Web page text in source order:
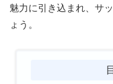
魅力に引き込まれ、サ
ょう。